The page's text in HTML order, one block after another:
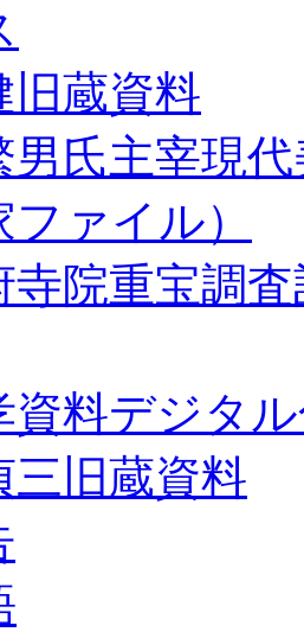
旧蔵資料
男氏主宰現
ファイル）
寺院重宝調
資料デジタ
三旧蔵資料